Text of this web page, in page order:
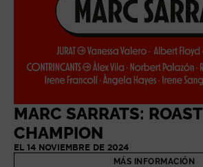
MARC SARRATS: ROAST
CHAMPION
EL 14 NOVIEMBRE DE 2024
MÁS INFORMACIÓN